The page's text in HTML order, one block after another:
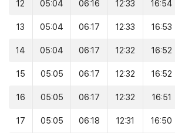
12 05:04 06:16 12:33 16:54
13 05:04 06:17 12:33 16:53
14 05:04 06:17 12:32 16:52
15 05:05 06:17 12:32 16:52
16 05:05 06:17 12:32 16:51
17 05:05 06:18 12:31 16:50